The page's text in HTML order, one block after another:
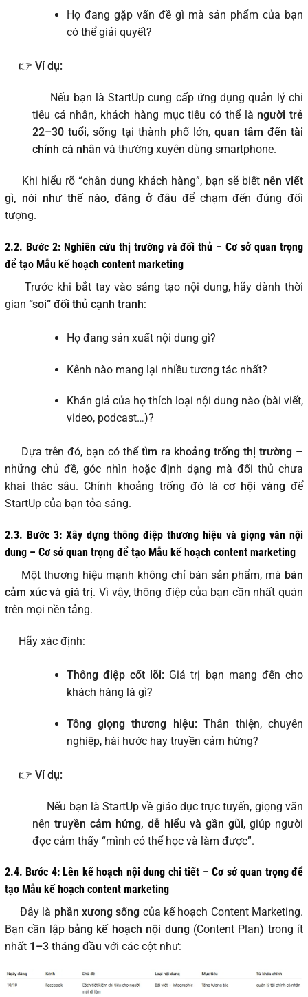
Họ đang gặp vấn đề gì mà sản phẩm của bạn
có thể giải quyết?
👉 Ví dụ:
Nếu bạn là StartUp cung cấp ứng dụng quản lý chi
tiêu cá nhân, khách hàng mục tiêu có thể là người trẻ
22–30 tuổi, sống tại thành phố lớn,quan tâm đến tài
chính cá nhân và thường xuyên dùng smartphone.
Khi hiểu rõ “chân dung khách hàng”, bạn sẽ biết nên viết
gì, nói như thế nào, đăng ở đâu để chạm đến đúng đối
tượng.
2.2. Bước 2: Nghiên cứu thị trường và đối thủ – Cơ sở quan trọng
để tạo Mẫu kế hoạch content marketing
Trước khi bắt tay vào sáng tạo nội dung, hãy dành thời
gian “soi” đối thủ cạnh tranh:
Họ đang sản xuất nội dung gì?
Kênh nào mang lại nhiều tương tác nhất?
Khán giả của họ thích loại nội dung nào (bài viết,
video, podcast…)?
Dựa trên đó, bạn có thể tìm ra khoảng trống thị trường –
những chủ đề, góc nhìn hoặc định dạng mà đối thủ chưa
khai thác sâu. Chính khoảng trống đó là cơ hội vàng để
StartUp của bạn tỏa sáng.
2.3. Bước 3: Xây dựng thông điệp thương hiệu và giọng văn nội
dung – Cơ sở quan trọng để tạo Mẫu kế hoạch content marketing
Một thương hiệu mạnh không chỉ bán sản phẩm, mà bán
cảm xúc và giá trị. Vì vậy, thông điệp của bạn cần nhất quán
trên mọi nền tảng.
Hãy xác định:
Thông điệp cốt lõi: Giá trị bạn mang đến cho
khách hàng là gì?
Tông giọng thương hiệu: Thân thiện, chuyên
nghiệp, hài hước hay truyền cảm hứng?
👉 Ví dụ:
Nếu bạn là StartUp về giáo dục trực tuyến, giọng văn
nên truyền cảm hứng, dễ hiểu và gần gũi, giúp người
đọc cảm thấy “mình có thể học và làm được”.
2.4. Bước 4: Lên kế hoạch nội dung chi tiết – Cơ sở quan trọng để
tạo Mẫu kế hoạch content marketing
Đây là phần xương sống của kế hoạch Content Marketing.
Bạn cần lập bảng kế hoạch nội dung (Content Plan) trong ít
nhất 1–3 tháng đầu với các cột như: